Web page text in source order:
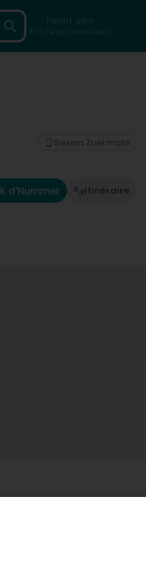
Fannt een
Professionnellen
d'Nummer Itinéraire
Gesinn Zuel mobil